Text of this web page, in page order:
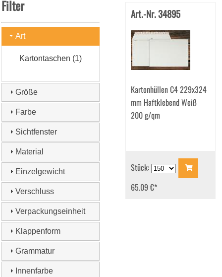
Filter
Art
Kartontaschen (1)
Größe
Farbe
Sichtfenster
Material
Einzelgewicht
Verschluss
Verpackungseinheit
Klappenform
Grammatur
Innenfarbe
Art.-Nr. 34895
Kartonhüllen C4 229x324
mm Haftklebend Weiß
200 g/qm
Stück:
65.09 €*